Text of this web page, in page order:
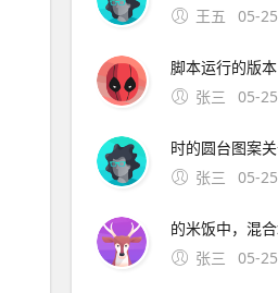
王五
05-25
张三
05-25
张三
05-25
张三
05-25